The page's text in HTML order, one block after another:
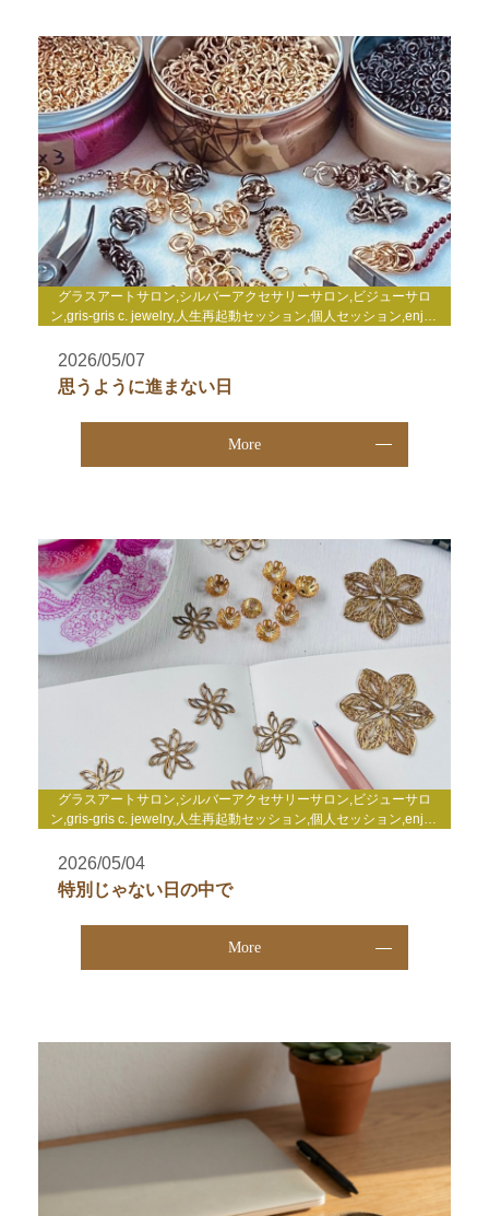
グラスアートサロン,シルバーアクセサリーサロン,ビジューサロ
ン,gris-gris c. jewelry,人生再起動セッション,個人セッション,enjoy
2026/05/07
思うように進まない日
More
グラスアートサロン,シルバーアクセサリーサロン,ビジューサロ
ン,gris-gris c. jewelry,人生再起動セッション,個人セッション,enjoy
2026/05/04
特別じゃない日の中で
More